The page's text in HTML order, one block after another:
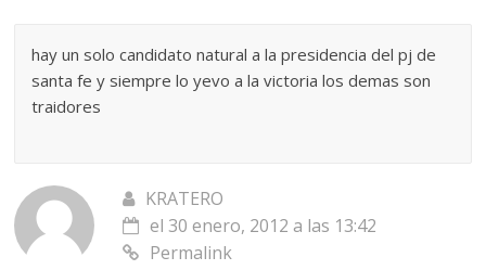
hay un solo candidato natural a la presidencia del pj de
santa fe y siempre lo yevo a la victoria los demas son
traidores
KRATERO
el 30 enero, 2012 a las 13:42
Permalink